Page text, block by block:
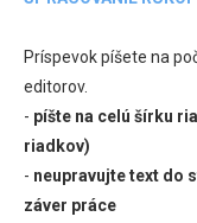
Príspevok píšete na
editorov.
- píšte na celú šírku
riadkov)
- neupravujte text do
záver práce